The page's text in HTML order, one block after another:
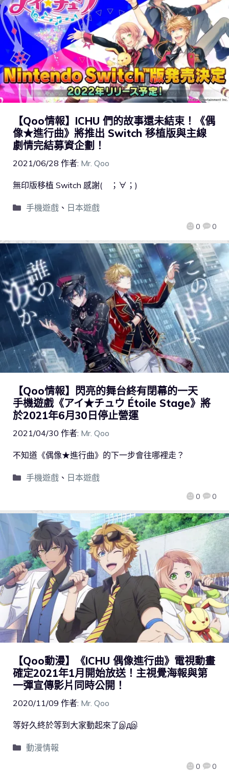
【Qoo情報】ICHU 們的故事還未結束！《偶
像★進行曲》將推出 Switch 移植版與主線
劇情完結募資企劃！
2021/06/28 作者: Mr. Qoo
0 0
無印版移植 Switch 感謝( ；∀；)
手機遊戲、 日本遊戲
【Qoo情報】閃亮的舞台終有閉幕的一天
手機遊戲《アイ★チュウ Étoile Stage》將
於2021年6月30日停止營運
2021/04/30 作者: Mr. Qoo
0 0
不知道《偶像★進行曲》的下一步會往哪裡走？
手機遊戲、 日本遊戲
【Qoo動漫】《ICHU 偶像進行曲》電視動畫
確定2021年1月開始放送！主視覺海報與第
一彈宣傳影片同時公開！
2020/11/09 作者: Mr. Qoo
0 0
等好久終於等到大家動起來了இдஇ
動漫情報